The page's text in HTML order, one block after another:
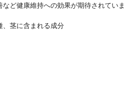
ど健康維持への効果が期待されていま
茎に含まれる成分